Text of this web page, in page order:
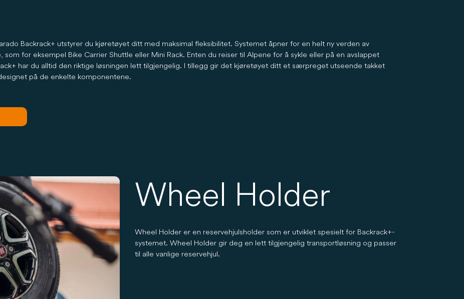
Backrack+ utstyrer du kjøretøyet ditt med maksimal fleksibilitet. Systemet åpner for en helt ny verden av
for eksempel Bike Carrier Shuttle eller Mini Rack. Enten du reiser til Alpene for å sykle eller på en avslappet
har du alltid den riktige løsningen lett tilgjengelig. I tillegg gir det kjøretøyet ditt et særpreget utseende takket
på de enkelte komponentene.
Wheel Holder
Wheel Holder er en reservehjulsholder som er utviklet spesielt for Backrack+-
systemet. Wheel Holder gir deg en lett tilgjengelig transportløsning og passer
til alle vanlige reservehjul.